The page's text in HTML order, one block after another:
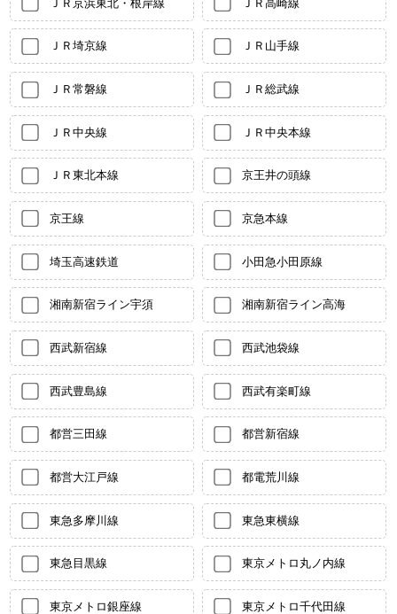
ＪＲ京浜東北・根岸線 ＪＲ高崎線
ＪＲ埼京線 ＪＲ山手線
ＪＲ常磐線 ＪＲ総武線
ＪＲ中央線 ＪＲ中央本線
ＪＲ東北本線 京王井の頭線
京王線 京急本線
埼玉高速鉄道 小田急小田原線
湘南新宿ライン宇須 湘南新宿ライン高海
西武新宿線 西武池袋線
西武豊島線 西武有楽町線
都営三田線 都営新宿線
都営大江戸線 都電荒川線
東急多摩川線 東急東横線
東急目黒線 東京メトロ丸ノ内線
東京メトロ銀座線 東京メトロ千代田線